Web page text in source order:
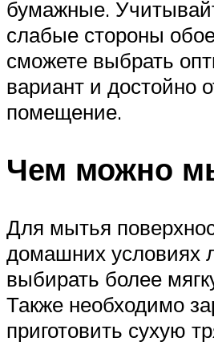
бумажные.
слабые стороны
сможете выбрать
вариант и достойно
помещение.
Чем можно
Для мытья
домашних условиях
выбирать более
Также необходимо
приготовить сухую